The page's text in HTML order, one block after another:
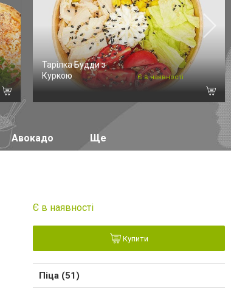
Тарілка Будди з
Куркою
Є в наявності
Авокадо Ще
Є в наявності
Купити
Піца (51)